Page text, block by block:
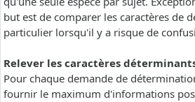
but est de comparer les caractères de
particulier lorsqu'il y a risque de
Relever les caractères
Pour chaque demande de
fournir le maximum d'informations